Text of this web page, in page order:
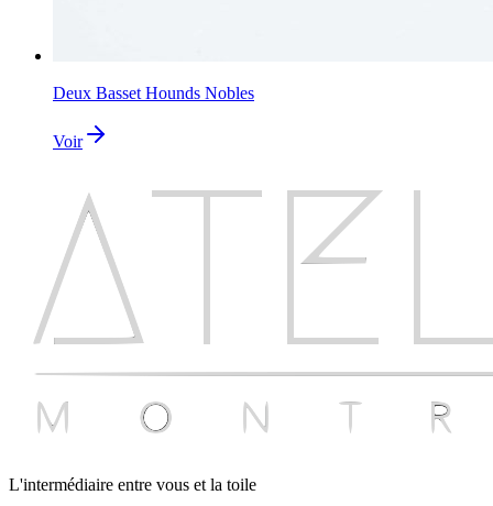
Deux Basset Hounds Nobles
Voir
L'intermédiaire entre vous et la toile